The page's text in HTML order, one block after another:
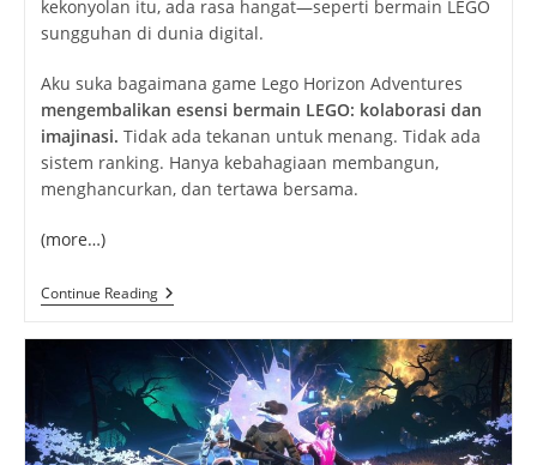
kekonyolan itu, ada rasa hangat—seperti bermain LEGO
sungguhan di dunia digital.
Aku suka bagaimana game Lego Horizon Adventures
mengembalikan esensi bermain LEGO: kolaborasi dan
imajinasi. Tidak ada tekanan untuk menang. Tidak ada
sistem ranking. Hanya kebahagiaan membangun,
menghancurkan, dan tertawa bersama.
(more…)
Continue ReadingLego
Horizon
Ketika
Dunia
Aloy
Berubah
Jadi
Petualangan